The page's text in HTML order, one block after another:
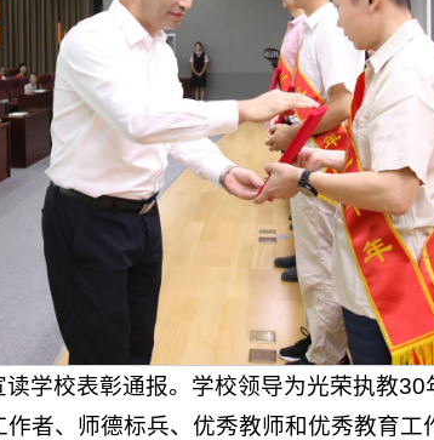
学校表彰通报。学校领导为光荣执教
者、师德标兵、优秀教师和优秀教育工